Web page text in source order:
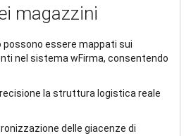
magazzini
possono essere mappati sui
nel sistema wFirma, consentendo
la struttura logistica reale
delle giacenze di